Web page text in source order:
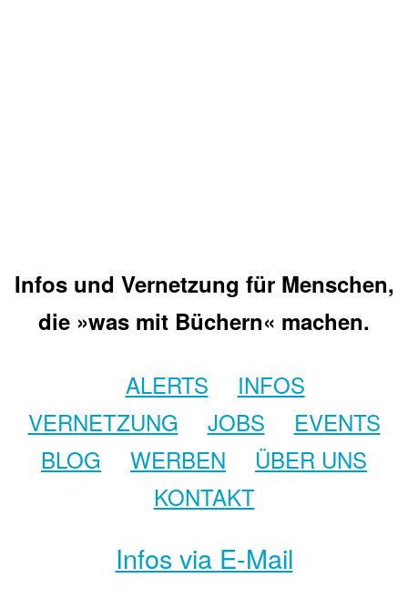
Infos und Vernetzung für Menschen,
die »was mit Büchern« machen.
ALERTS
INFOS
VERNETZUNG
JOBS
EVENTS
BLOG
WERBEN
ÜBER UNS
KONTAKT
Infos via E-Mail